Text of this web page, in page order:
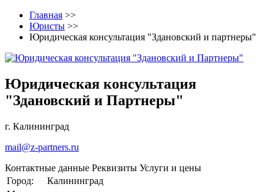
Главная >>
Юристы >>
Юридическая консультация "Здановский и партнеры"
Юридическая консультация
"Здановский и Партнеры"
г. Калининград
mail@z-partners.ru
Контактные данные Реквизиты Услуги и цены
Город:
Калининград